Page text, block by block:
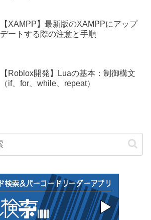
【XAMPP】最新版のXAMPPにアップ
デートする際の注意と手順
【Roblox開発】Luaの基本：制御構文
（if、for、while、repeat）